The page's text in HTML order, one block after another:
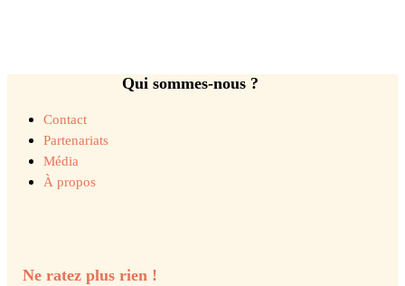
Qui sommes-nous ?
Contact
Partenariats
Média
À propos
Ne ratez plus rien !